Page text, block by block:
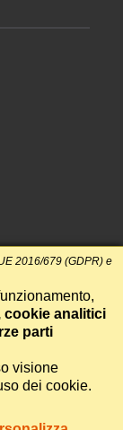
• Testata
12/2017
2016/679 (GDPR) e
cookie analitici
parti
visione
dei cookie.